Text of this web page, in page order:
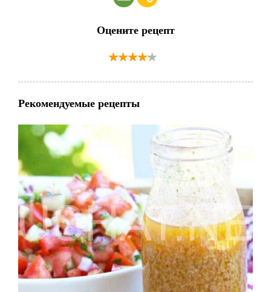
Оцените рецепт
Рекомендуемые рецепты